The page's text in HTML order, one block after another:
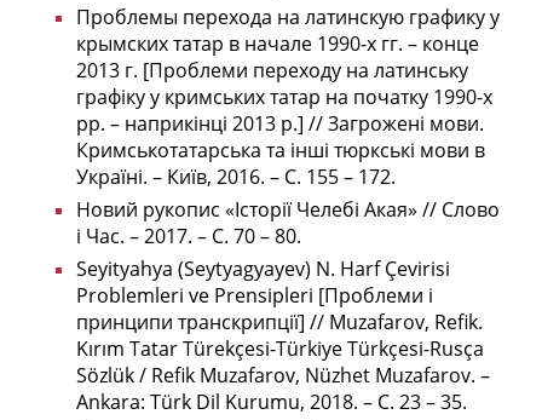
Проблемы перехода на латинскую графику у
крымских татар в начале 1990-х гг. – конце
2013 г. [Проблеми переходу на латинську
графіку у кримських татар на початку 1990-х
рр. – наприкінці 2013 р.] // Загрожені мови.
Кримськотатарська та інші тюркські мови в
Україні. – Київ, 2016. – С. 155 – 172.
Новий рукопис «Історії Челебі Акая» // Слово
і Час. – 2017. – С. 70 – 80.
Seyityahya (Seytyagyayev) N. Harf Çevirisi
Problemleri ve Prensipleri [Проблеми і
принципи транскрипції] // Muzafarov, Refik.
Kırım Tatar Türekçesi-Türkiye Türkçesi-Rusça
Sözlük / Refik Muzafarov, Nüzhet Muzafarov. –
Ankara: Türk Dil Kurumu, 2018. – С. 23 – 35.